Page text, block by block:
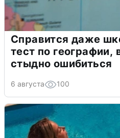
Справится даже
тест по географии,
стыдно ошибиться
6 августа 100